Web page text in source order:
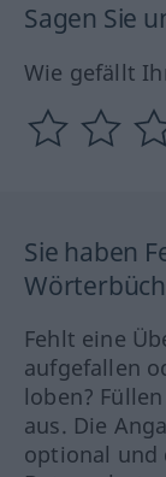
Sagen Sie
Wie gefällt
Sie haben
Fehlt eine
aufgefallen
loben?
aus. Die
optional und